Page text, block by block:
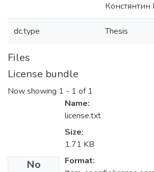
Констянтин
dc.type Thesis
Files
License bundle
Now showing 1 - 1 of 1
No
Name:
license.txt
Size:
1.71 KB
Format: